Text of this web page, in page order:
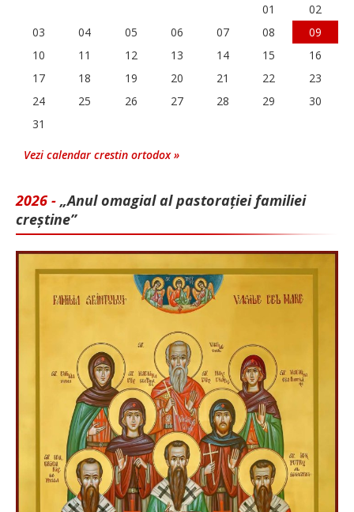
01
02
03
04 05 06 07 08
09
10
11 12 13 14 15
16
17
18 19 20 21 22
23
24
25 26 27 28 29
30
31
Vezi calendar crestin ortodox »
2026 - „Anul omagial al pastorației familiei
creștine”